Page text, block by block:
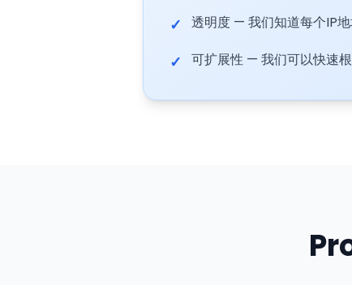
✓ 透明度 — 我们知道每个IP
✓ 可扩展性 — 我们可以快速